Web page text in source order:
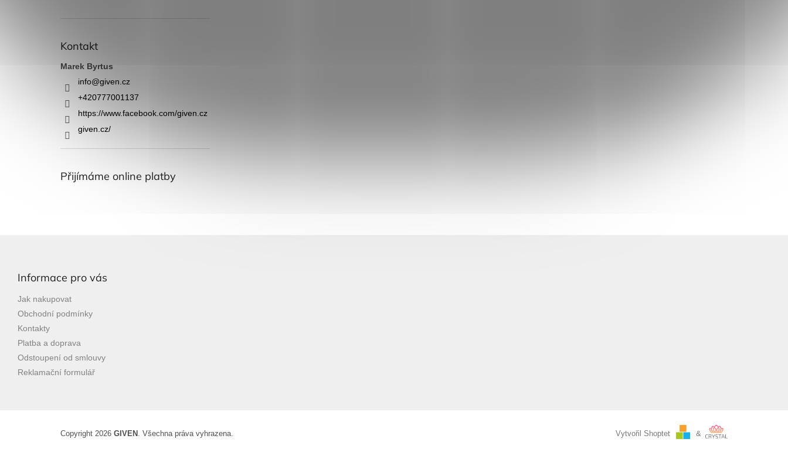
Kontakt
Marek Byrtus
info@given.cz
+420777001137
https://www.facebook.com/given.cz
given.cz/
Přijímáme online platby
Informace pro vás
Jak nakupovat
Obchodní podmínky
Kontakty
Platba a doprava
Odstoupení od smlouvy
Reklamační formulář
Vytvořil Shoptet &
Copyright 2026 GIVEN . Všechna práva vyhrazena.